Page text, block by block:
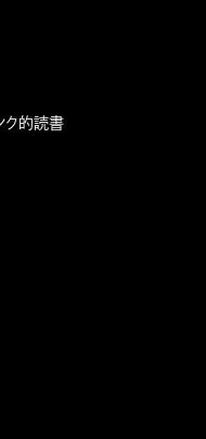
ク的読書